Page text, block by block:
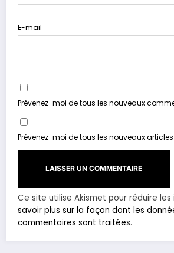
E-mail
Prévenez-moi de tous les nouveaux
Prévenez-moi de tous les nouveaux
Ce site utilise Akismet pour réduire les
savoir plus sur la façon dont les
commentaires sont traitées.